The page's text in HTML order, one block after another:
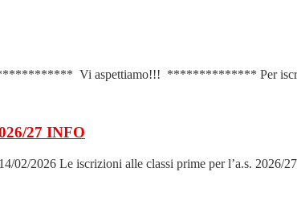
Vi aspettiamo!!! ************** Per
27 INFO
02/2026 Le iscrizioni alle classi prime per l’a.s. 2026/